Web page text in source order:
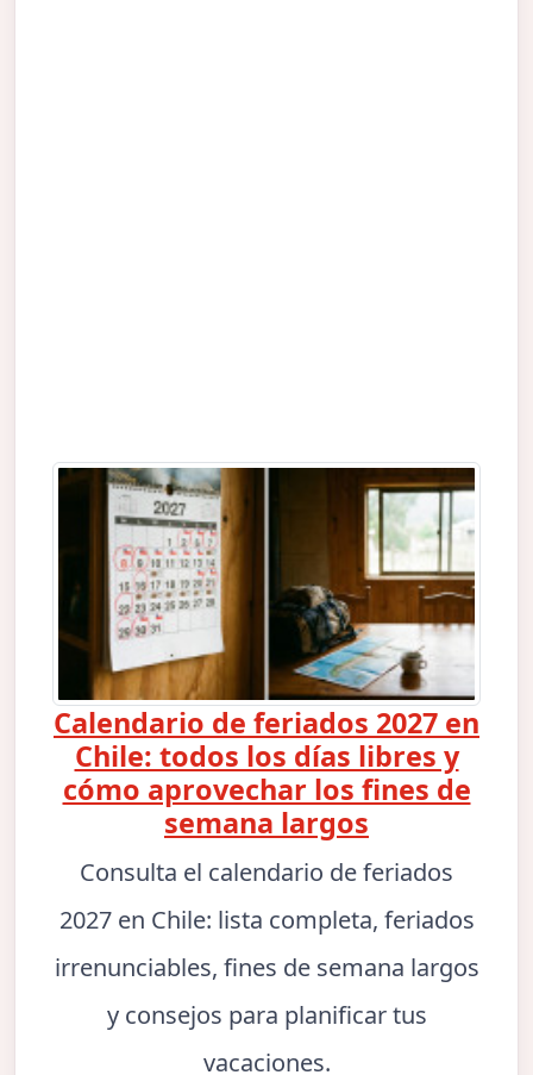
Calendario de feriados 2027 en
Chile: todos los días libres y
cómo aprovechar los fines de
semana largos
Consulta el calendario de feriados
2027 en Chile: lista completa, feriados
irrenunciables, fines de semana largos
y consejos para planificar tus
vacaciones.